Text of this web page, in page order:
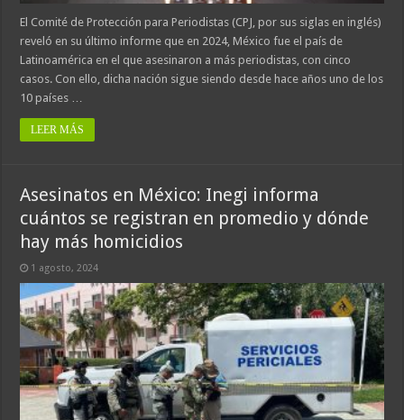
El Comité de Protección para Periodistas (CPJ, por sus siglas en inglés)
reveló en su último informe que en 2024, México fue el país de
Latinoamérica en el que asesinaron a más periodistas, con cinco
casos. Con ello, dicha nación sigue siendo desde hace años uno de los
10 países …
LEER MÁS
Asesinatos en México: Inegi informa
cuántos se registran en promedio y dónde
hay más homicidios
1 agosto, 2024